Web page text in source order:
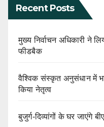
Recent Posts
मुख्य निर्वाचन अधिकारी ने
फीडबैक
वैश्विक संस्कृत अनुसंधान में
किया नेतृत्व
बुजुर्ग-दिव्यांगों के घर जाएंगे